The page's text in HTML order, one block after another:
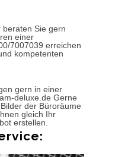
beraten Sie gern
einer
7007039 erreichen
kompetenten
gern in einer
deluxe.de Gerne
der Büroräume
gleich Ihr
erstellen.